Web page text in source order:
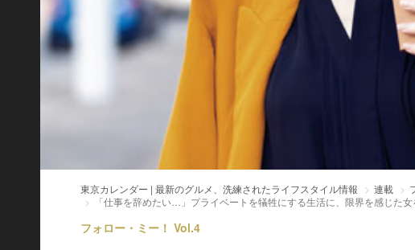
東京カレンダー | 最新のグルメ、洗練されたライフスタイル情報 連載
「仕事を辞めたい…」プライベートを犠牲にする生活に、限界を感じた
フォロー・ミー！ Vol.4